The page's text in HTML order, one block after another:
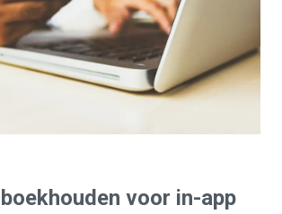
voor in-app